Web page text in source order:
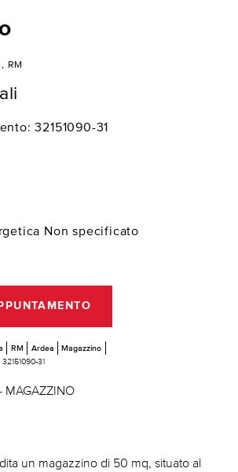
RM
32151090-31
Non specificato
RM Ardea
Magazzino
31
MAGAZZINO
un magazzino di 50 mq, situato al